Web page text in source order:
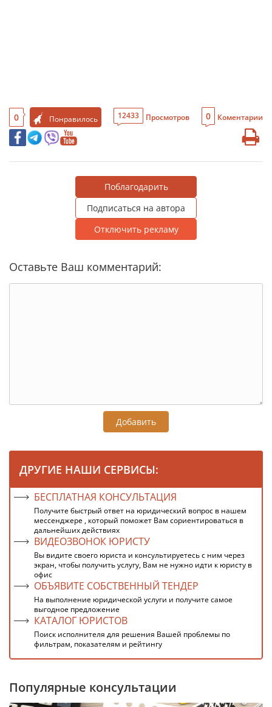
0 Понравилось 12433 Просмотров 0 Коментарии
Поблагодарить
Подписаться на автора
Отключить рекламу
Оставьте Ваш комментарий:
Добавить
ДРУГИЕ НАШИ СЕРВИСЫ:
БЕСПЛАТНАЯ КОНСУЛЬТАЦИЯ
Получите быстрый ответ на юридический вопрос в нашем
мессенджере , который поможет Вам сориентироваться в
дальнейших действиях
ВИДЕОЗВОНОК ЮРИСТУ
Вы видите своего юриста и консультируетесь с ним через
экран, чтобы получить услугу, Вам не нужно идти к юристу в
офис
ОБЪЯВИТЕ СОБСТВЕННЫЙ ТЕНДЕР
На выполнение юридической услуги и получите самое
выгодное предложение
КАТАЛОГ ЮРИСТОВ
Поиск исполнителя для решения Вашей проблемы по
фильтрам, показателям и рейтингу
Популярные консультации